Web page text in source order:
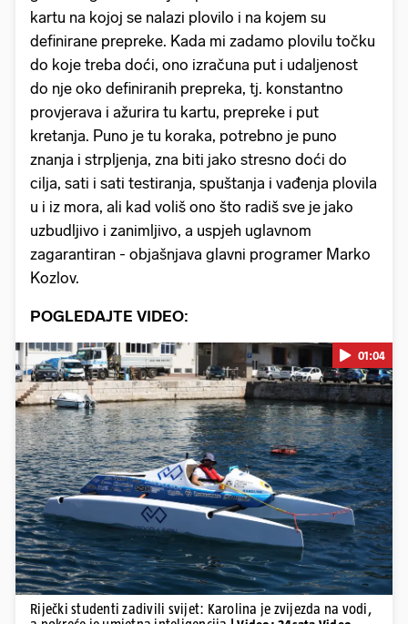
kartu na kojoj se nalazi plovilo i na kojem su
definirane prepreke. Kada mi zadamo plovilu točku
do koje treba doći, ono izračuna put i udaljenost
do nje oko definiranih prepreka, tj. konstantno
provjerava i ažurira tu kartu, prepreke i put
kretanja. Puno je tu koraka, potrebno je puno
znanja i strpljenja, zna biti jako stresno doći do
cilja, sati i sati testiranja, spuštanja i vađenja plovila
u i iz mora, ali kad voliš ono što radiš sve je jako
uzbudljivo i zanimljivo, a uspjeh uglavnom
zagarantiran - objašnjava glavni programer Marko
Kozlov.
POGLEDAJTE VIDEO:
Pokretanje videa...
01:04
Riječki studenti zadivili svijet: Karolina je zvijezda na vodi,